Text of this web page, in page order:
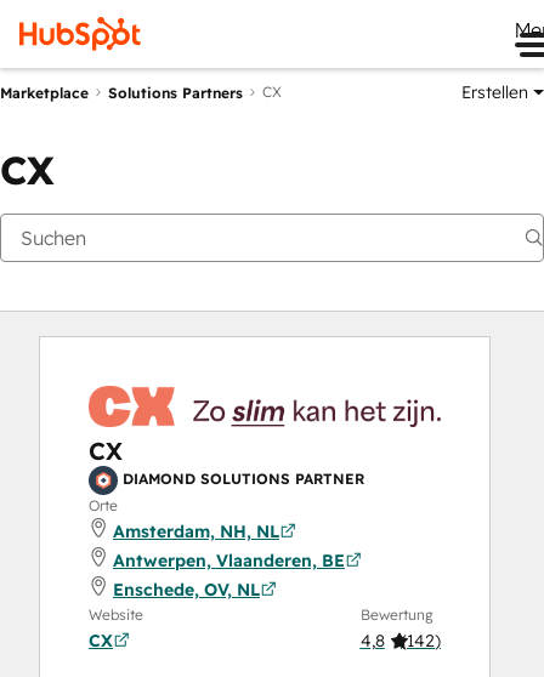
Marketplace Solutions Partners CX Erstellen
CX
CX
DIAMOND SOLUTIONS PARTNER
Orte
Amsterdam, NH, NL
Antwerpen, Vlaanderen, BE
Enschede, OV, NL
Website
CX
Bewertung
4,8 (142)